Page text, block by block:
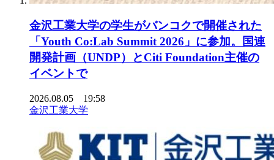
金沢工業大学の学生がバンコクで開催された
「Youth Co:Lab Summit 2026」に参加。国連
開発計画（UNDP）とCiti Foundation主催の
イベントで
2026.08.05 19:58
金沢工業大学